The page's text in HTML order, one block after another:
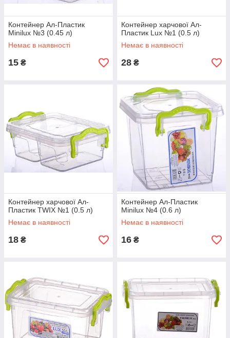
Контейнер Ал-Пластик
Minilux №3 (0.45 л)
Немає в наявності
15 ₴
Контейнер харчової Ал-
Пластик Lux №1 (0.5 л)
Немає в наявності
28 ₴
Контейнер харчової Ал-
Пластик TWIX №1 (0.5 л)
Немає в наявності
18 ₴
Контейнер Ал-Пластик
Minilux №4 (0.6 л)
Немає в наявності
16 ₴